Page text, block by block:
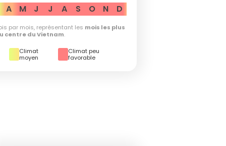
A M J J A S O N D
par mois, représentant les mois les plus
centre du Vietnam.
Climat
moyen
Climat peu
favorable